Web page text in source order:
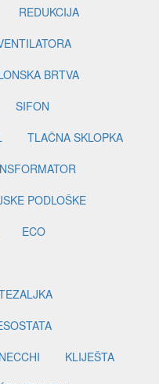
REDUKCIJA
BRTVA
SIFON
TLAČNA SKLOPKA
PODLOŠKE
ECO
NECCHI
KLIJEŠTA